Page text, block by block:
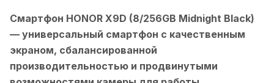
Смартфон HONOR X9D (8/256GB Midnight Black)
— универсальный смартфон с качественным
экраном, сбалансированной
производительностью и продвинутыми